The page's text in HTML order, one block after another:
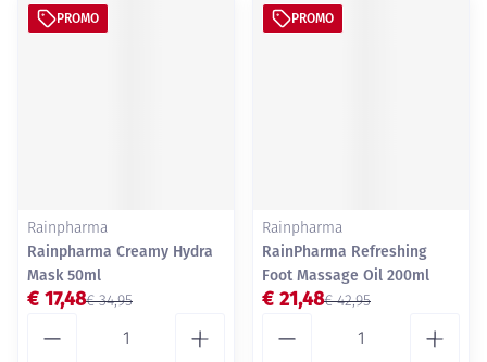
PROMO
Rainpharma
Rainpharma Creamy Hydra
Mask 50ml
€ 34,95
€ 17,48
PROMO
Rainpharma
RainPharma Refreshing
Foot Massage Oil 200ml
€ 42,95
€ 21,48